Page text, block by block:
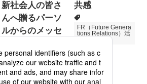
新社会人の皆さ
んへ贈るパーソ
ルからのメッセ
Specialized Servic
es
共感
FR（Future Genera
tions Relations）活
次世代育成
2026.06.16